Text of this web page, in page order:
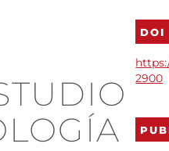
DOI
2900